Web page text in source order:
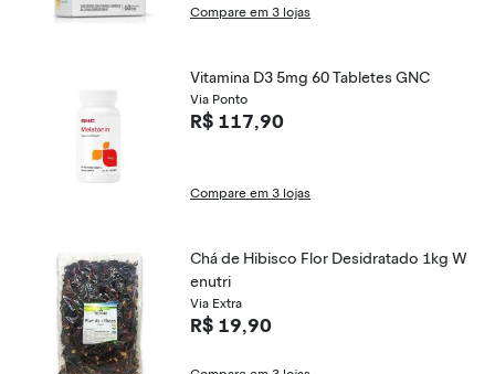
Compare em 3 lojas
Vitamina D3 5mg 60 Tabletes GNC
Via Ponto
R$ 117,90
Compare em 3 lojas
Chá de Hibisco Flor Desidratado 1kg W
enutri
Via Extra
R$ 19,90